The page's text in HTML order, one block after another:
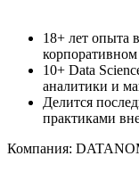
18+ лет опыта
корпоративном
10+ Data
аналитики и
Делится
практиками
Компания: